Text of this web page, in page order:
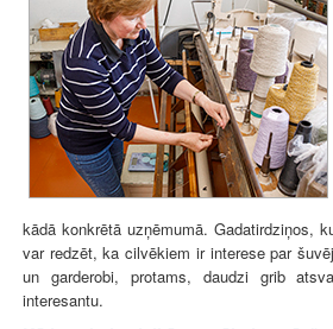
kādā konkrētā uzņēmumā. Gadatirdziņos,
var redzēt, ka cilvēkiem ir interese par
un garderobi, protams, daudzi grib
interesantu.